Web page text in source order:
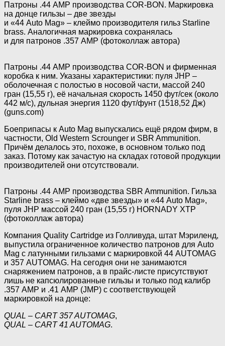
Патроны .44 AMP производства COR-BON. Маркировка
на донце гильзы – две звезды
и «44 Auto Mag» – клеймо производителя гильз Starline
brass. Аналогичная маркировка сохранялась
и для патронов .357 АМР (фотоколлаж автора)
Патроны .44 AMP производства COR-BON и фирменная
коробка к ним. Указаны характеристики: пуля JHP –
оболочечная с полостью в носовой части, массой 240
гран (15,55 г), её начальная скорость 1450 фут/сек (около
442 м/с), дульная энергия 1120 фут/фунт (1518,52 Дж)
(guns.com)
Боеприпасы к Auto Mag выпускались ещё рядом фирм, в
частности, Old Western Scrounger и SBR Ammunition.
Причём делалось это, похоже, в основном только под
заказ. Потому как зачастую на складах готовой продукции
производителей они отсутствовали.
Патроны .44 AMP производства SBR Ammunition. Гильза
Starline brass – клеймо «две звезды» и «44 Auto Mag»,
пуля JHP массой 240 гран (15,55 г) HORNADY XTP
(фотоколлаж автора)
Компания Quality Cartridge из Голливуда, штат Мэриленд,
выпустила ограниченное количество патронов для Auto
Mag с латунными гильзами с маркировкой 44 AUTOMAG
и 357 AUTOMAG. На сегодня они не занимаются
снаряжением патронов, а в прайс-листе присутствуют
лишь не капсюлированные гильзы и только под калибр
.357 AMP и .41 AMP (JMP) с соответствующей
маркировкой на донце:
QUAL – CART 357 AUTOMAG,
QUAL – CART 41 AUTOMAG.